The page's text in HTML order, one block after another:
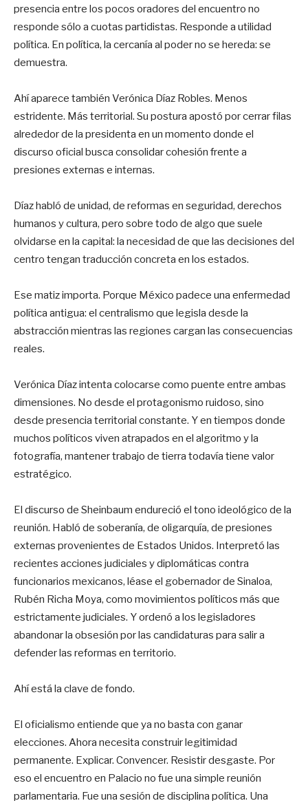
presencia entre los pocos oradores del encuentro no
responde sólo a cuotas partidistas. Responde a utilidad
política. En política, la cercanía al poder no se hereda: se
demuestra.
Ahí aparece también Verónica Díaz Robles. Menos
estridente. Más territorial. Su postura apostó por cerrar filas
alrededor de la presidenta en un momento donde el
discurso oficial busca consolidar cohesión frente a
presiones externas e internas.
Díaz habló de unidad, de reformas en seguridad, derechos
humanos y cultura, pero sobre todo de algo que suele
olvidarse en la capital: la necesidad de que las decisiones del
centro tengan traducción concreta en los estados.
Ese matiz importa. Porque México padece una enfermedad
política antigua: el centralismo que legisla desde la
abstracción mientras las regiones cargan las consecuencias
reales.
Verónica Díaz intenta colocarse como puente entre ambas
dimensiones. No desde el protagonismo ruidoso, sino
desde presencia territorial constante. Y en tiempos donde
muchos políticos viven atrapados en el algoritmo y la
fotografía, mantener trabajo de tierra todavía tiene valor
estratégico.
El discurso de Sheinbaum endureció el tono ideológico de la
reunión. Habló de soberanía, de oligarquía, de presiones
externas provenientes de Estados Unidos. Interpretó las
recientes acciones judiciales y diplomáticas contra
funcionarios mexicanos, léase el gobernador de Sinaloa,
Rubén Richa Moya, como movimientos políticos más que
estrictamente judiciales. Y ordenó a los legisladores
abandonar la obsesión por las candidaturas para salir a
defender las reformas en territorio.
Ahí está la clave de fondo.
El oficialismo entiende que ya no basta con ganar
elecciones. Ahora necesita construir legitimidad
permanente. Explicar. Convencer. Resistir desgaste. Por
eso el encuentro en Palacio no fue una simple reunión
parlamentaria. Fue una sesión de disciplina política. Una